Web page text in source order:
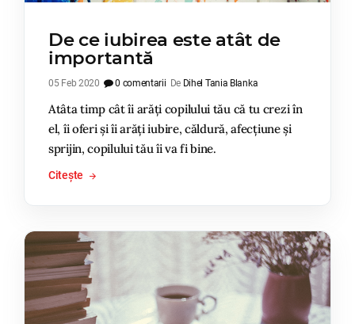
De ce iubirea este atât de
importantă
05 Feb 2020 0 comentarii De Dihel Tania Blanka
Atâta timp cât îi arăți copilului tău că tu crezi în
el, îi oferi și îi arăți iubire, căldură, afecțiune și
sprijin, copilului tău îi va fi bine.
Citește